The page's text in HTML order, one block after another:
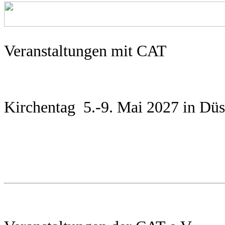
Veranstaltungen mit CAT
Kirchentag 5.-9. Mai 2027 in